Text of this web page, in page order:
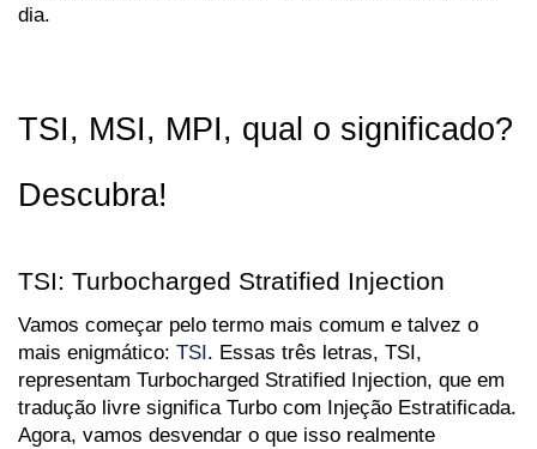
dia.
TSI, MSI, MPI, qual o significado?
Descubra!
TSI: Turbocharged Stratified Injection
Vamos começar pelo termo mais comum e talvez o
mais enigmático: TSI. Essas três letras, TSI,
representam Turbocharged Stratified Injection, que em
tradução livre significa Turbo com Injeção Estratificada.
Agora, vamos desvendar o que isso realmente